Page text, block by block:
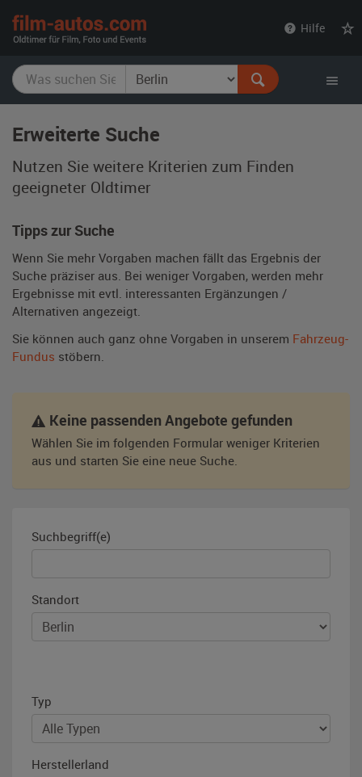
Hilfe
Erweiterte Suche
Nutzen Sie weitere Kriterien zum Finden
geeigneter Oldtimer
Tipps zur Suche
Wenn Sie mehr Vorgaben machen fällt das Ergebnis der
Suche präziser aus. Bei weniger Vorgaben, werden mehr
Ergebnisse mit evtl. interessanten Ergänzungen /
Alternativen angezeigt.
Sie können auch ganz ohne Vorgaben in unserem Fahrzeug-
Fundus stöbern.
Keine passenden Angebote gefunden
Wählen Sie im folgenden Formular weniger Kriterien
aus und starten Sie eine neue Suche.
Suchbegriff(e)
Standort
Typ
Herstellerland